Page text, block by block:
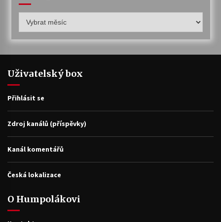
archiv
Uživatelský box
Přihlásit se
Zdroj kanálů (příspěvky)
Kanál komentářů
Česká lokalizace
O Humpolákovi